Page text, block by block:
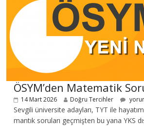
ÖSYM’den Matematik
14 Mart 2026 Doğru Tercihler
Sevgili üniversite adayları, TYT ile
mantık soruları geçmişten bu yana YKS